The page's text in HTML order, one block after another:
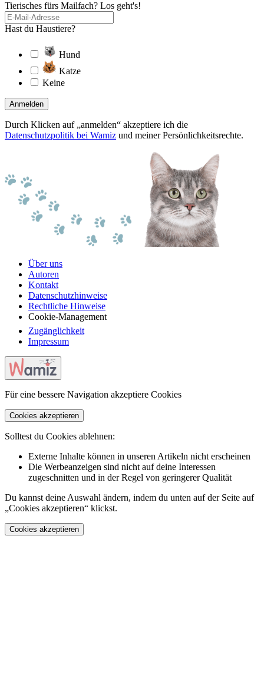
Tierisches fürs Mailfach? Los geht's!
Hast du Haustiere?
Hund
Katze
Keine
Anmelden
Durch Klicken auf „anmelden“ akzeptiere ich die
Datenschutzpolitik bei Wamiz und meiner Persönlichkeitsrechte.
Über uns
Autoren
Kontakt
Datenschutzhinweise
Rechtliche Hinweise
Cookie-Management
Zugänglichkeit
Impressum
Für eine bessere Navigation akzeptiere Cookies
Cookies akzeptieren
Solltest du Cookies ablehnen:
Externe Inhalte können in unseren Artikeln nicht erscheinen
Die Werbeanzeigen sind nicht auf deine Interessen
zugeschnitten und in der Regel von geringerer Qualität
Du kannst deine Auswahl ändern, indem du unten auf der Seite auf
„Cookies akzeptieren“ klickst.
Cookies akzeptieren